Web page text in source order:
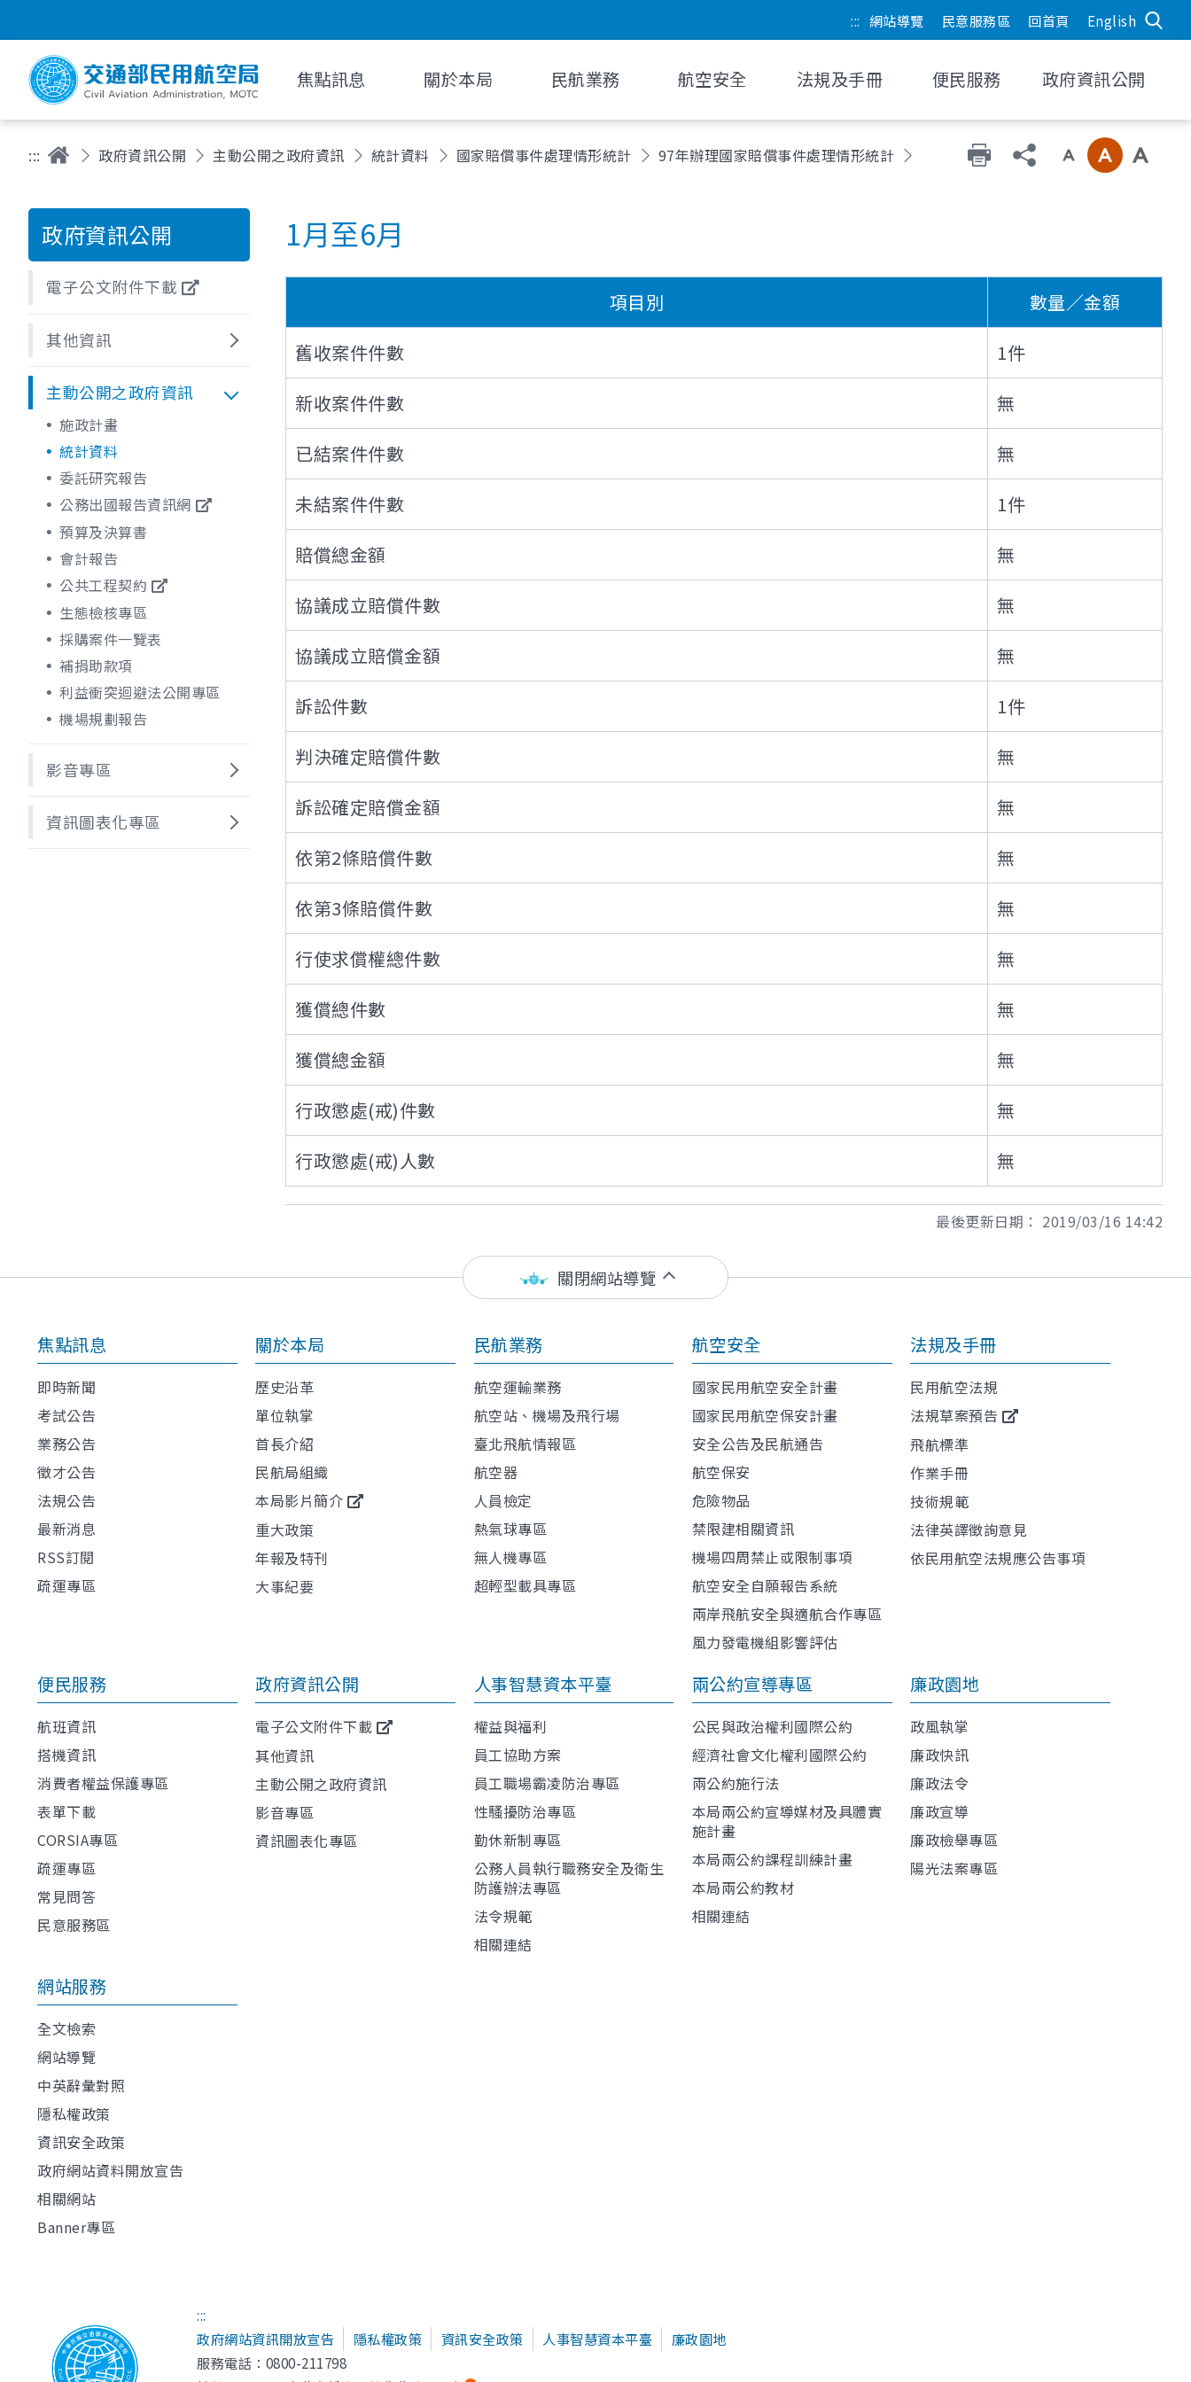
::: 網站導覽 民意服務區 回首頁 English
焦點訊息 關於本局 民航業務 航空安全 法規及手冊 便民服務 政府資訊公開
::: 政府資訊公開 主動公開之政府資訊 統計資料 國家賠償事件處理情形統計 97年辦理國家賠償事件處理情形統計 1月至6月
政府資訊公開
電子公文附件下載
其他資訊
主動公開之政府資訊
施政計畫
統計資料
委託研究報告
公務出國報告資訊網
預算及決算書
會計報告
公共工程契約
生態檢核專區
採購案件一覽表
補捐助款項
利益衝突迴避法公開專區
機場規劃報告
影音專區
資訊圖表化專區
1月至6月
項目別
數量／金額
舊收案件件數
1件
新收案件件數
無
已結案件件數
無
未結案件件數
1件
賠償總金額
無
協議成立賠償件數
無
協議成立賠償金額
無
訴訟件數
1件
判決確定賠償件數
無
訴訟確定賠償金額
無
依第2條賠償件數
無
依第3條賠償件數
無
行使求償權總件數
無
獲償總件數
無
獲償總金額
無
行政懲處(戒)件數
無
行政懲處(戒)人數
無
最後更新日期： 2019/03/16 14:42
關閉網站導覽
焦點訊息
即時新聞
考試公告
業務公告
徵才公告
法規公告
最新消息
RSS訂閱
疏運專區
關於本局
歷史沿革
單位執掌
首長介紹
民航局組織
本局影片簡介
重大政策
年報及特刊
大事紀要
民航業務
航空運輸業務
航空站、機場及飛行場
臺北飛航情報區
航空器
人員檢定
熱氣球專區
無人機專區
超輕型載具專區
航空安全
國家民用航空安全計畫
國家民用航空保安計畫
安全公告及民航通告
航空保安
危險物品
禁限建相關資訊
機場四周禁止或限制事項
航空安全自願報告系統
兩岸飛航安全與適航合作專區
風力發電機組影響評估
法規及手冊
民用航空法規
法規草案預告
飛航標準
作業手冊
技術規範
法律英譯徵詢意見
依民用航空法規應公告事項
便民服務
航班資訊
搭機資訊
消費者權益保護專區
表單下載
CORSIA專區
疏運專區
常見問答
民意服務區
政府資訊公開
電子公文附件下載
其他資訊
主動公開之政府資訊
影音專區
資訊圖表化專區
人事智慧資本平臺
權益與福利
員工協助方案
員工職場霸凌防治專區
性騷擾防治專區
勤休新制專區
公務人員執行職務安全及衛生
防護辦法專區
法令規範
相關連結
兩公約宣導專區
公民與政治權利國際公約
經濟社會文化權利國際公約
兩公約施行法
本局兩公約宣導媒材及具體實
施計畫
本局兩公約課程訓練計畫
本局兩公約教材
相關連結
廉政園地
政風執掌
廉政快訊
廉政法令
廉政宣導
廉政檢舉專區
陽光法案專區
網站服務
全文檢索
網站導覽
中英辭彙對照
隱私權政策
資訊安全政策
政府網站資料開放宣告
相關網站
Banner專區
:::
政府網站資訊開放宣告
隱私權政策 資訊安全政策 人事智慧資本平臺
廉政園地
服務電話：0800-211798